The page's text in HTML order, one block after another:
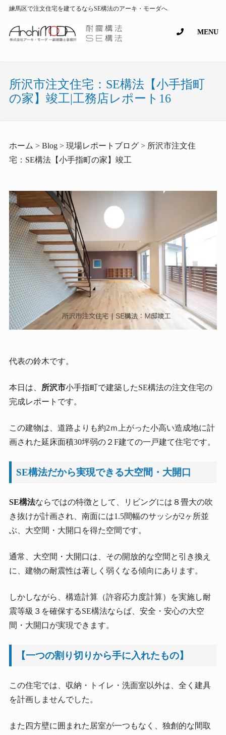
練馬区で注文住宅を建てるならSE構法のアーキ・モーダへ
MENU
所沢市注文住宅：SE構法【小手指町
の家】竣工|工務店レポート16
ホーム > Blog > 現場レポートブログ > 所沢市注文住
宅：SE構法【小手指町の家】竣工
代表の鈴木です。
本日は、 所沢市小手指町で建築したSE構法の注文住宅の
完成レポートです。
この建物は、道路よりも約2ｍ上がった小高い造成地に計
画された延床面積30坪弱の２F建ての一戸建て住宅です。
SE構法だから実現できる大空間・大開口
SE構法ならではの特徴として、リビングには８畳大の吹
き抜けが計画され、南面には1.5間幅のサッシが2ヶ所並
ぶ、大空間・大開口を得た空間です。
通常、大空間・大開口は、その開放的な空間と引き換え
に、建物の耐震性は著しく弱くなる傾向にあります。
しかしながら、構造計算（許容応力度計算）を実施し耐
震等級３を確保するSE構法ならば、安全・安心の大空
間・大開口が実現できます。
【一つの割り切りから手に入れたもの】
この住宅では、収納・トイレ・洗面室以外は、全く建具
を計画しませんでした。
また四方壁に囲まれた居室が一つもなく、独創的な間取